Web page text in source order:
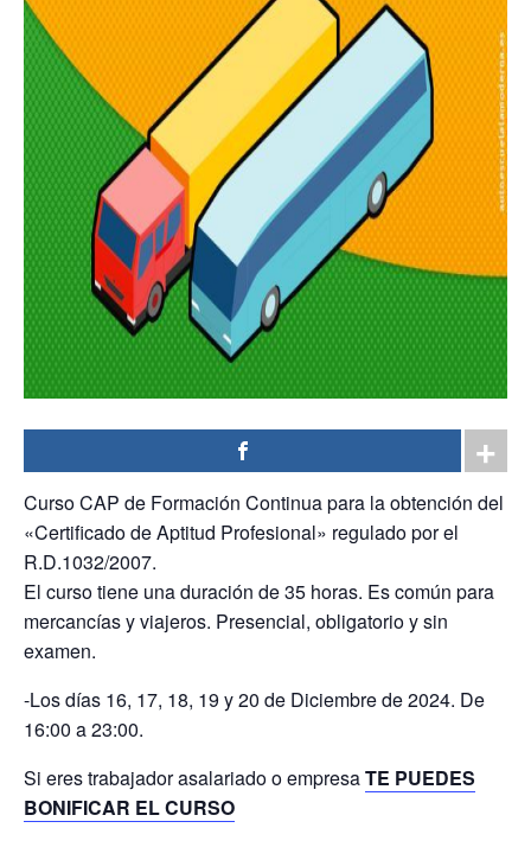
Curso CAP de Formación Continua para la obtención del
«Certificado de Aptitud Profesional» regulado por el
R.D.1032/2007.
El curso tiene una duración de 35 horas. Es común para
mercancías y viajeros. Presencial, obligatorio y sin
examen.
-Los días 16, 17, 18, 19 y 20 de Diciembre de 2024. De
16:00 a 23:00.
Si eres trabajador asalariado o empresaTE PUEDES
BONIFICAR EL CURSO